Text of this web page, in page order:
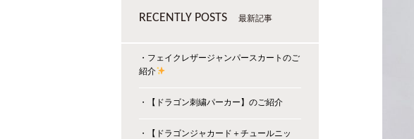
RECENTLY POSTS 最新記事
・フェイクレザージャンパースカートのご
紹介
・【ドラゴン刺繍パーカー】のご紹介
・【ドラゴンジャカード＋チュールニッ